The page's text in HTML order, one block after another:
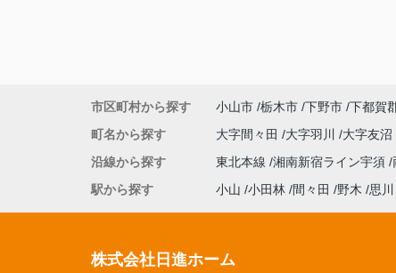
市区町村から探す 小山市 栃木市 下野市 下都賀
町名から探す
大字間々田 大字羽川 大字友沼
沿線から探す
東北本線 湘南新宿ライン宇須
駅から探す
小山 小田林 間々田 野木 思川
株式会社日進ホーム